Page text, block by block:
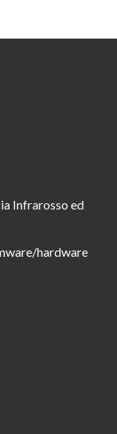
Infrarosso ed
hardware